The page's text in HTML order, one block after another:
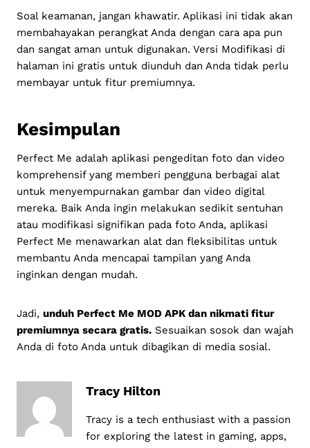
Soal keamanan, jangan khawatir. Aplikasi ini tidak akan
membahayakan perangkat Anda dengan cara apa pun
dan sangat aman untuk digunakan. Versi Modifikasi di
halaman ini gratis untuk diunduh dan Anda tidak perlu
membayar untuk fitur premiumnya.
Kesimpulan
Perfect Me adalah aplikasi pengeditan foto dan video
komprehensif yang memberi pengguna berbagai alat
untuk menyempurnakan gambar dan video digital
mereka. Baik Anda ingin melakukan sedikit sentuhan
atau modifikasi signifikan pada foto Anda, aplikasi
Perfect Me menawarkan alat dan fleksibilitas untuk
membantu Anda mencapai tampilan yang Anda
inginkan dengan mudah.
Jadi, unduh Perfect Me MOD APK dan nikmati fitur
premiumnya secara gratis. Sesuaikan sosok dan wajah
Anda di foto Anda untuk dibagikan di media sosial.
Tracy Hilton
Tracy is a tech enthusiast with a passion
for exploring the latest in gaming, apps,